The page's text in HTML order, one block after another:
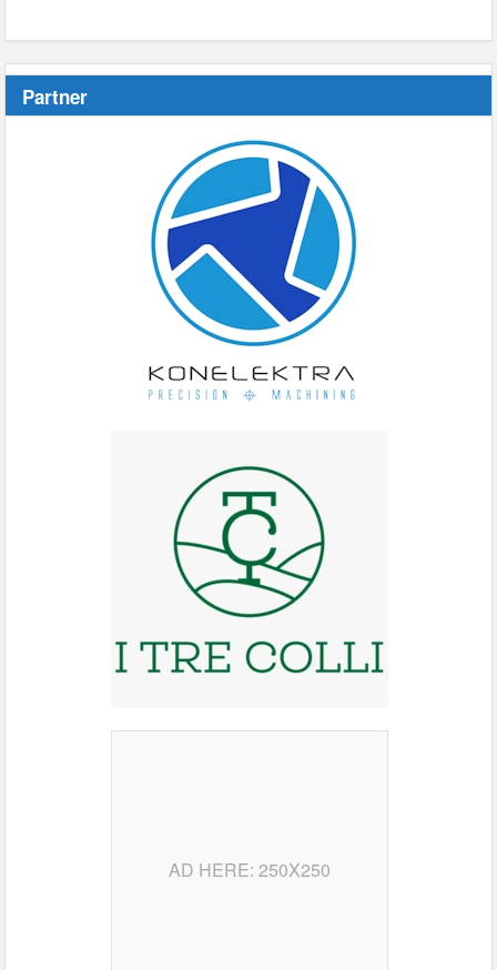
Partner
AD HERE: 250X250